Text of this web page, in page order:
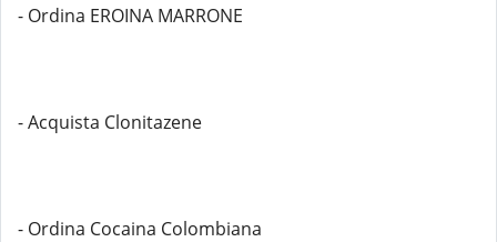
- Ordina EROINA MARRONE
- Acquista Clonitazene
- Ordina Cocaina Colombiana